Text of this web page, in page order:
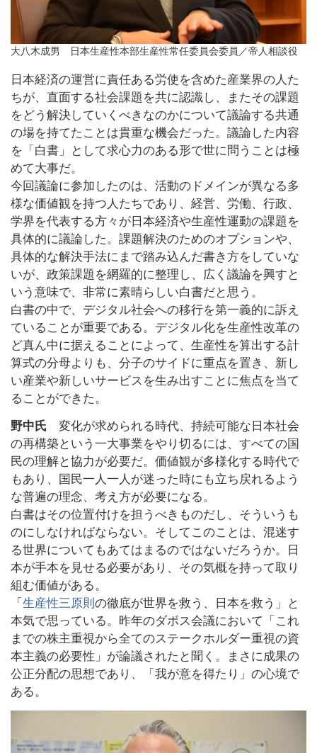
大八木成男 日本生産性本部生産性常任委員会委員／帝人相談役
日本経済の運営に責任ある労使を含めた産業界の人た
ちが、直面する社会課題を共に認識し、またその課題
をどう解決していくべきなのかについて議論する共通
の場を持てたことは貴重な機会だった。議論した内容
を「白書」として求心力のある形で世に問うことは極
めて大事だ。
今回議論に参加したのは、活動のドメインが異なる多
様な価値観を持つ人たちであり、経営、労働、行政、
学界を代表する方々が日本経済や生産性運動の課題を
具体的に議論した。課題解決のためのオプションや、
具体的な解決手法にまで踏み込んだ書き方をしていな
いが、政策課題を網羅的に整理し、広く議論を興すと
いう意味で、非常に素晴らしい白書だと思う。
白書の中で、デジタル社会への移行を第一義的に訴え
ていることが重要である。デジタル化を生産性改革の
ど真ん中に据えることによって、生産性を算出する計
算式の分母よりも、分子のサイドに重点を置き、新し
い産業や新しいサービスを生み出すことに焦点を当て
ることができた。
野中氏 変化が求められる時代、持続可能な日本社会
の再構築という一大事業をやり切るには、すべての国
民の理解と協力が必要だ。価値観が多様化する時代で
もあり、国民一人一人が迷った時にも立ち戻れるよう
な普遍の理念、考え方が必要になる。
白書はその位置付けを担うべきものだし、そういうも
のにしなければならない。そしてこのことは、混迷す
る世界についてもあてはまるのではないだろうか。日
本が手本を見せる必要があり、その気概を持って取り
組む価値がある。
「 生産性三原則 の徹底が世界を救う、日本を救う」と
本気で思っている。昨年のダボス会議において「これ
までの株主重視から全てのステークホルダー重視の資
本主義の必要性」が論議されたと聞く。まさに成果の
公正分配の思想であり、「我が意を得たり」の心境で
ある。